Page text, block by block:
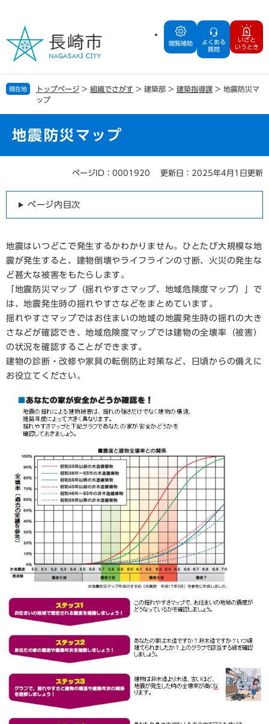
の
で
す
ー
ば
し
閲覧補助
よくある
質問
いざと
いうとき
現在地 トップページ > 組織でさがす > 建築部 > 建築指導課 > 地震防災マ
ップ
地震防災マップ
ページID：0001920 更新日：2025年4月1日更新
ページ内目次
地震はいつどこで発生するかわかりません。ひとたび大規模な地
震が発生すると、建物倒壊やライフラインの寸断、火災の発生な
ど甚大な被害をもたらします。
「地震防災マップ（揺れやすさマップ、地域危険度マップ）」で
は、地震発生時の揺れやすさなどをまとめています。
揺れやすさマップではお住まいの地域の地震発生時の揺れの大き
さなどが確認でき、地域危険度マップでは建物の全壊率（被害）
の状況を確認することができます。
建物の診断・改修や家具の転倒防止対策など、日頃からの備えに
お役立てください。